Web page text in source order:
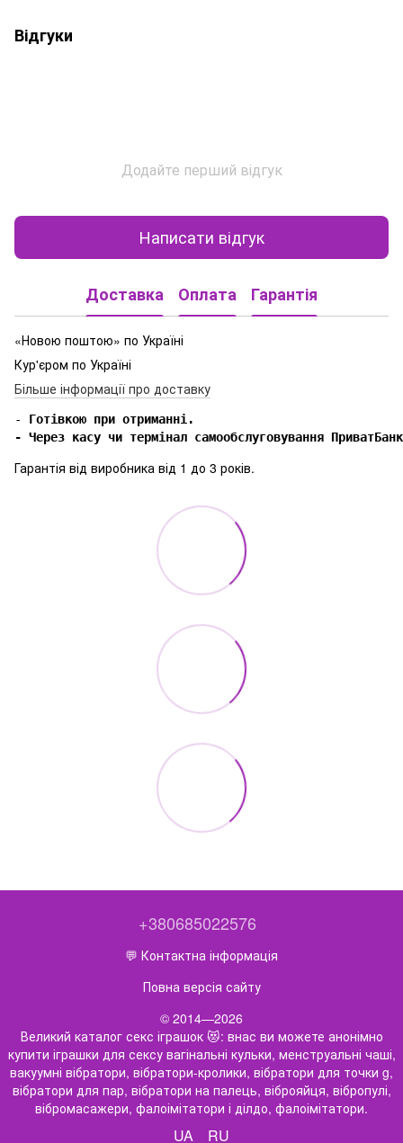
Відгуки
Додайте перший відгук
Написати відгук
Доставка Оплата Гарантія
«Новою поштою» по Україні
Кур'єром по Україні
Більше інформації про доставку
-
Готівкою при отриманні.
- Через касу чи термінал самообслуговування ПриватБанк
Гарантія від виробника від 1 до 3 років.
+380685022576
💬 Контактна інформація
Повна версія сайту
© 2014—2026
Великий каталог секс іграшок 😻: внас ви можете анонімно
купити іграшки для сексу вагінальні кульки, менструальні чаші,
вакуумні вібратори, вібратори-кролики, вібратори для точки g,
вібратори для пар, вібратори на палець, віброяйця, вібропулі,
вібромасажери, фалоімітатори і ділдо, фалоімітатори.
UA RU